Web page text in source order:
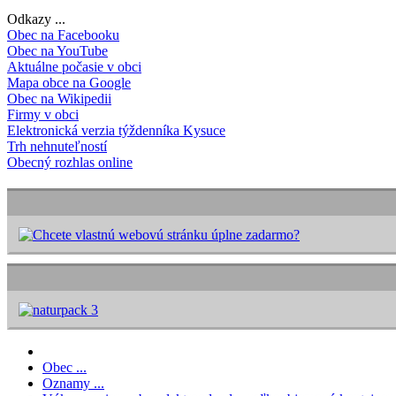
Odkazy ...
Obec na Facebooku
Obec na YouTube
Aktuálne počasie v obci
Mapa obce na Google
Obec na Wikipedii
Firmy v obci
Elektronická verzia týždenníka Kysuce
Trh nehnuteľností
Obecný rozhlas online
Obec ...
Oznamy ...